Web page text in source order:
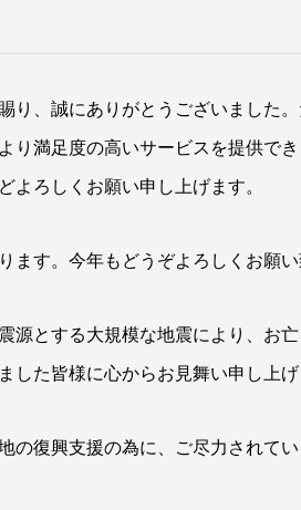
り、誠にありがとうございました
り満足度の高いサービスを提供で
よろしくお願い申し上げます。
ます。今年もどうぞよろしくお願い
源とする大規模な地震により、お
した皆様に心からお見舞い申し上げ
の復興支援の為に、ご尽力されて